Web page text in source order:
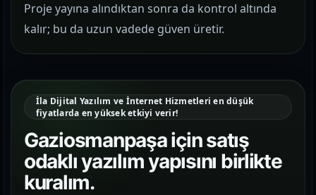
Proje yayına alındıktan sonra da kontrol altında
kalır; bu da uzun vadede güven üretir.
İla Dijital Yazılım ve İnternet Hizmetleri en düşük
fiyatlarda en yüksek etkiyi verir!
Gaziosmanpaşa için satış
odaklı yazılım yapısını birlikte
kuralım.